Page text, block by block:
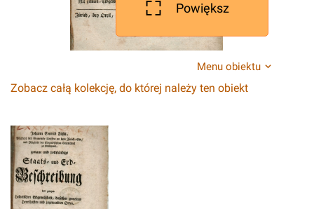
Powiększ
Menu obiektu
Zobacz całą kolekcję, do której należy ten obiekt